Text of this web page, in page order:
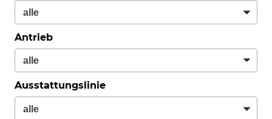
Antrieb
Ausstattungslinie